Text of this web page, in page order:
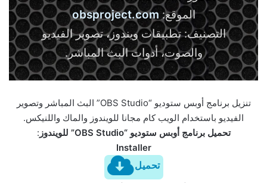
الموقع: obsproject.com
التصنيف: تطبيقات ويندوز، تصوير الفيديو
والصوت، أدوات البث المباشر.
تنزيل برنامج أوبس ستوديو “OBS Studio” البث المباشر وتصوير
الفيديو باستخدام الويب كام مجانا للويندوز والماك واللنيكس.
تحميل برنامج أوبس ستوديو “OBS Studio” للويندوز
:
Installer
تحميل